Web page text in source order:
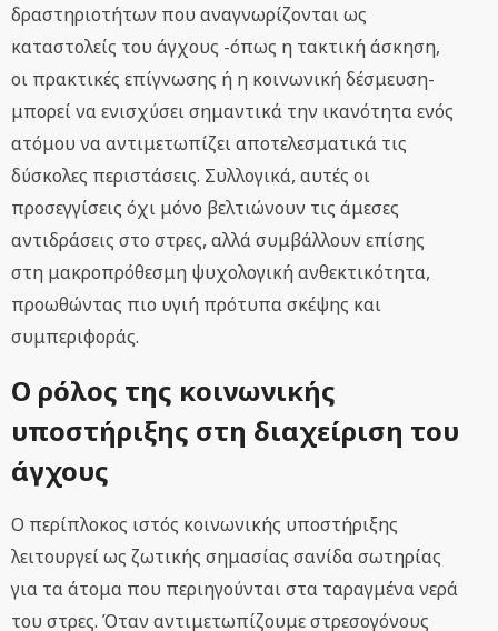
δραστηριοτήτων που αναγνωρίζονται ως
καταστολείς του άγχους -όπως η τακτική άσκηση,
οι πρακτικές επίγνωσης ή η κοινωνική δέσμευση-
μπορεί να ενισχύσει σημαντικά την ικανότητα ενός
ατόμου να αντιμετωπίζει αποτελεσματικά τις
δύσκολες περιστάσεις. Συλλογικά, αυτές οι
προσεγγίσεις όχι μόνο βελτιώνουν τις άμεσες
αντιδράσεις στο στρες, αλλά συμβάλλουν επίσης
στη μακροπρόθεσμη ψυχολογική ανθεκτικότητα,
προωθώντας πιο υγιή πρότυπα σκέψης και
συμπεριφοράς.
Ο ρόλος της κοινωνικής
υποστήριξης στη διαχείριση του
άγχους
Ο περίπλοκος ιστός κοινωνικής υποστήριξης
λειτουργεί ως ζωτικής σημασίας σανίδα σωτηρίας
για τα άτομα που περιηγούνται στα ταραγμένα νερά
του στρες. Όταν αντιμετωπίζουμε στρεσογόνους